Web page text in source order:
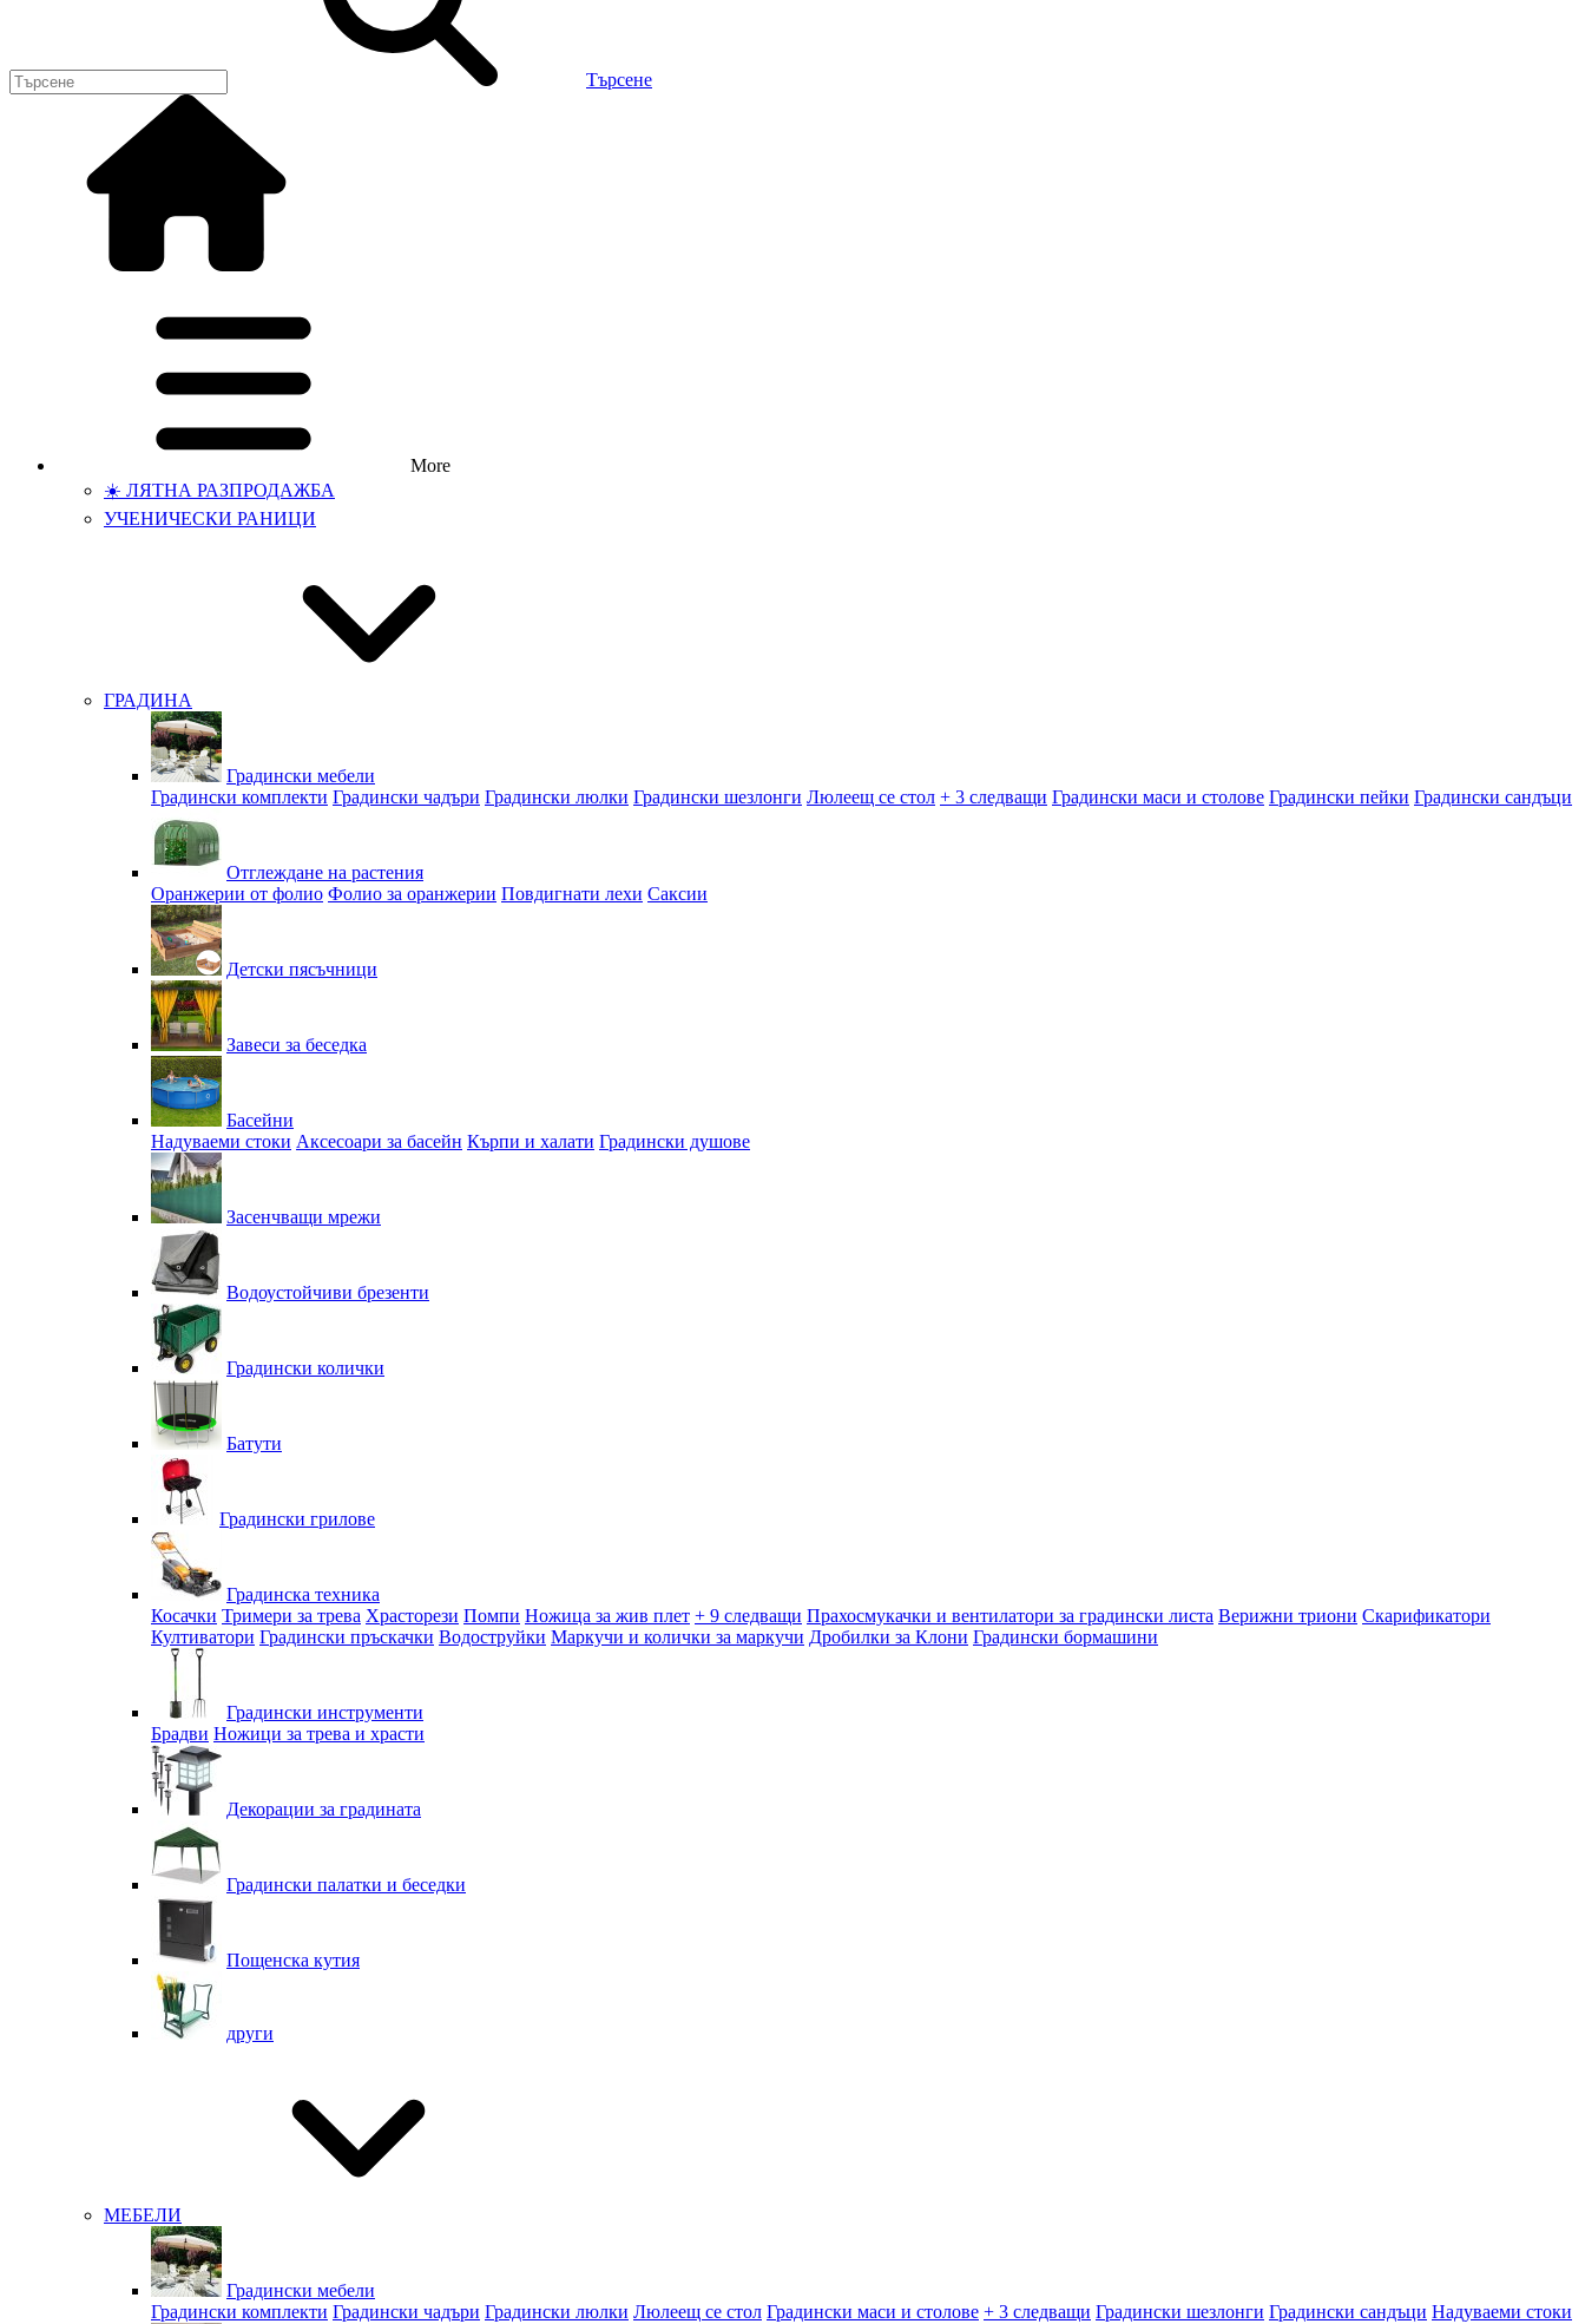
Търсене
More
☀️ ЛЯТНА РАЗПРОДАЖБА
УЧЕНИЧЕСКИ РАНИЦИ
ГРАДИНА
Градински мебели
Градински комплекти Градински чадъри Градински люлки Градински шезлонги Люлеещ се стол + 3 следващи Градински маси и столове Градински пейки Градински сандъци
Отглеждане на растения
Оранжерии от фолио Фолио за оранжерии Повдигнати лехи Саксии
Детски пясъчници
Завеси за беседка
Басейни
Надуваеми стоки Аксесоари за басейн Кърпи и халати Градински душове
Засенчващи мрежи
Водоустойчиви брезенти
Градински колички
Батути
Градински грилове
Градинска техника
Косачки Тримери за трева Храсторези Помпи Ножица за жив плет + 9 следващи Прахосмукачки и вентилатори за градински листа Верижни триони Скарификатори
Култиватори Градински пръскачки Водоструйки Маркучи и колички за маркучи Дробилки за Клони Градински бормашини
Градински инструменти
Брадви Ножици за трева и храсти
Декорации за градината
Градински палатки и беседки
Пощенска кутия
други
МЕБЕЛИ
Градински мебели
Градински комплекти Градински чадъри Градински люлки Люлеещ се стол Градински маси и столове + 3 следващи Градински шезлонги Градински сандъци Надуваеми стоки